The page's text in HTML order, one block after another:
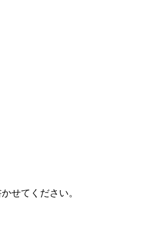
せてください。